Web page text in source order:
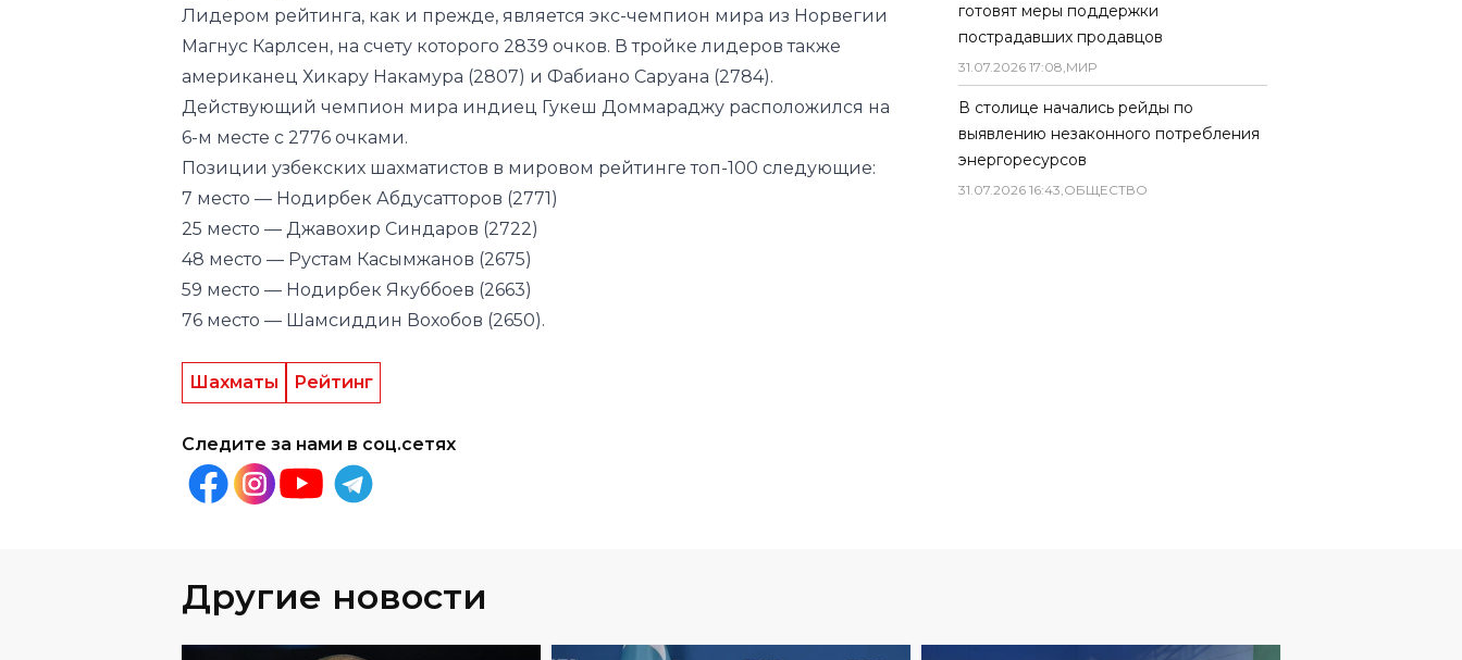
Лидером рейтинга, как и прежде, является экс-чемпион мира из Норвегии
Магнус Карлсен, на счету которого 2839 очков. В тройке лидеров также
американец Хикару Накамура (2807) и Фабиано Саруана (2784).
Действующий чемпион мира индиец Гукеш Доммараджу расположился на
6-м месте с 2776 очками.
Позиции узбекских шахматистов в мировом рейтинге топ-100 следующие:
7 место — Нодирбек Абдусатторов (2771)
25 место — Джавохир Синдаров (2722)
48 место — Рустам Касымжанов (2675)
59 место — Нодирбек Якуббоев (2663)
76 место — Шамсиддин Вохобов (2650).
Шахматы Рейтинг
Следите за нами в соц.сетях
готовят меры поддержки
пострадавших продавцов
31.07.2026 17:08,МИР
В столице начались рейды по
выявлению незаконного потребления
энергоресурсов
31.07.2026 16:43,ОБЩЕСТВО
Другие новости